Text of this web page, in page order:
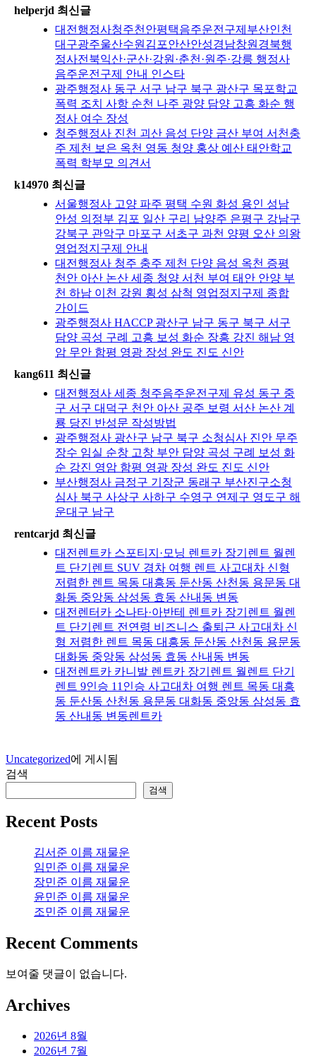
helperjd 최신글
대전행정사청주천안평택음주운전구제부산인천
대구광주울산수원김포안산안성경남창원경북행
정사전북익산·군산·강원·춘천·원주·강릉 행정사
음주운전구제 안내 인스타
광주행정사 동구 서구 남구 북구 광산구 목포학교
폭력 조치 사항 순천 나주 광양 담양 고흥 화순 행
정사 여수 장성
청주행정사 진천 괴산 음성 단양 금산 부여 서천충
주 제천 보은 옥천 영동 청양 홍상 예산 태안학교
폭력 학부모 의견서
k14970 최신글
서울행정사 고양 파주 평택 수원 화성 용인 성남
안성 의정부 김포 일산 구리 남양주 은평구 강남구
강북구 관악구 마포구 서초구 과천 양평 오산 의왕
영업정지구제 안내
대전행정사 청주 충주 제천 단양 음성 옥천 증평
천안 아산 논산 세종 청양 서천 부여 태안 안양 부
천 하남 이천 강원 횡성 삼척 영업정지구제 종합
가이드
광주행정사 HACCP 광산구 남구 동구 북구 서구
담양 곡성 구례 고흥 보성 화순 장흥 강진 해남 영
암 무안 함평 영광 장성 완도 진도 신안
kang611 최신글
대전행정사 세종 청주음주운전구제 유성 동구 중
구 서구 대덕구 천안 아산 공주 보령 서산 논산 계
룡 당진 반성문 작성방법
광주행정사 광산구 남구 북구 소청심사 진안 무주
장수 임실 순창 고창 부안 담양 곡성 구례 보성 화
순 강진 영암 함평 영광 장성 완도 진도 신안
부산행정사 금정구 기장군 동래구 부산진구소청
심사 북구 사상구 사하구 수영구 연제구 영도구 해
운대구 남구
rentcarjd 최신글
대전렌트카 스포티지·모닝 렌트카 장기렌트 월렌
트 단기렌트 SUV 경차 여행 렌트 사고대차 신형
저렴한 렌트 목동 대흥동 둔산동 산천동 용문동 대
화동 중앙동 삼성동 효동 산내동 변동
대전렌터카 소나타·아반테 렌트카 장기렌트 월렌
트 단기렌트 전연령 비즈니스 출퇴근 사고대차 신
형 저렴한 렌트 목동 대흥동 둔산동 산천동 용문동
대화동 중앙동 삼성동 효동 산내동 변동
대전렌트카 카니발 렌트카 장기렌트 월렌트 단기
렌트 9인승 11인승 사고대차 여행 렌트 목동 대흥
동 둔산동 산천동 용문동 대화동 중앙동 삼성동 효
동 산내동 변동렌트카
Uncategorized에 게시됨
검색
검색
Recent Posts
김서준 이름 재물운
임민준 이름 재물운
장민준 이름 재물운
윤민준 이름 재물운
조민준 이름 재물운
Recent Comments
보여줄 댓글이 없습니다.
Archives
2026년 8월
2026년 7월